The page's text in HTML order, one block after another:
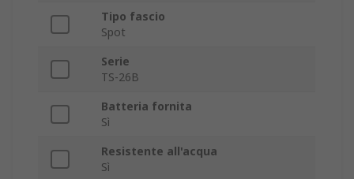
Tipo fascio
Spot
Serie
TS-26B
Batteria fornita
Sì
Resistente all'acqua
Sì